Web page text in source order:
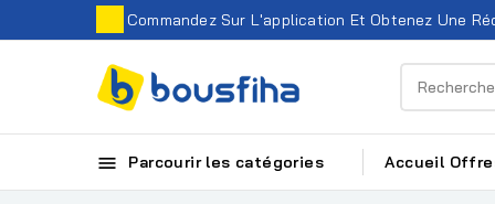
Commandez Sur L'application Et Obtenez Une
 Parcourir les catégories Accueil